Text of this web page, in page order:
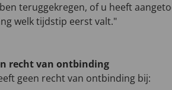
teruggekregen, of u heeft
welk tijdstip eerst valt."
recht van ontbinding
geen recht van ontbinding bij: